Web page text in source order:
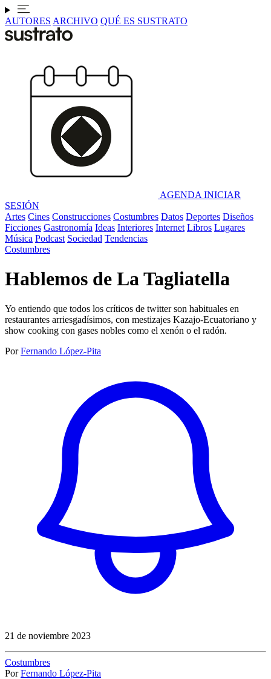
AUTORES ARCHIVO QUÉ ES SUSTRATO
AGENDA INICIAR
SESIÓN
Artes Cines Construcciones Costumbres Datos Deportes Diseños
Ficciones Gastronomía Ideas Interiores Internet Libros Lugares
Música Podcast Sociedad Tendencias
Costumbres
Hablemos de La Tagliatella
Yo entiendo que todos los críticos de twitter son habituales en
restaurantes arriesgadísimos, con mestizajes Kazajo-Ecuatoriano y
show cooking con gases nobles como el xenón o el radón.
Por Fernando López-Pita
21 de noviembre 2023
Costumbres
Por Fernando López-Pita